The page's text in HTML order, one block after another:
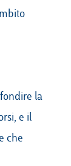
la
e il
che